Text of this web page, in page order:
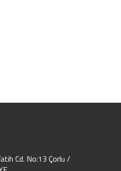
Cd. No:13 Çorlu /